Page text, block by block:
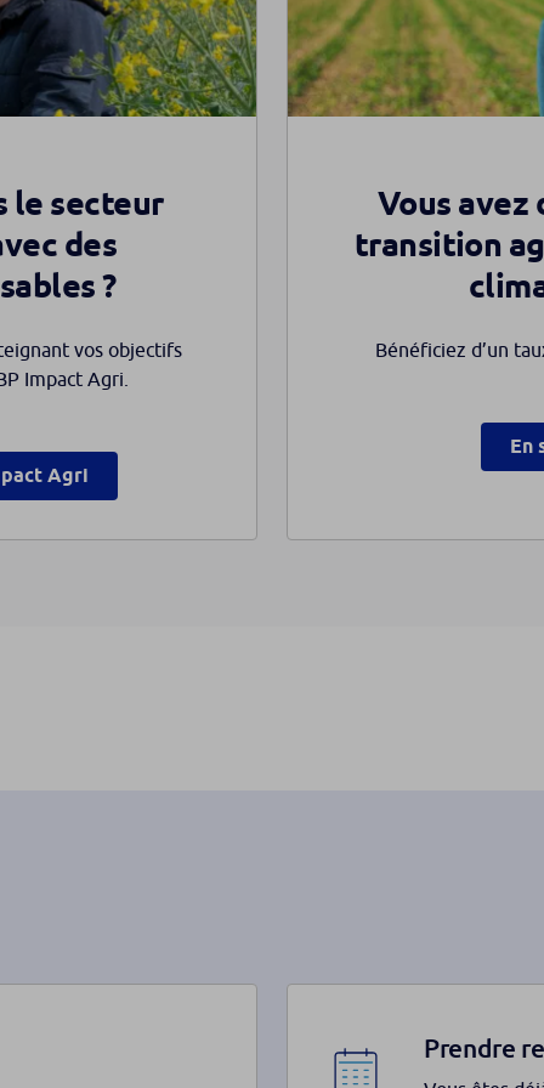
le secteur
des
?
vos objectifs
Impact Agri.
Agri
Vous avez
transition
Bénéficiez d’un
En
Prendre